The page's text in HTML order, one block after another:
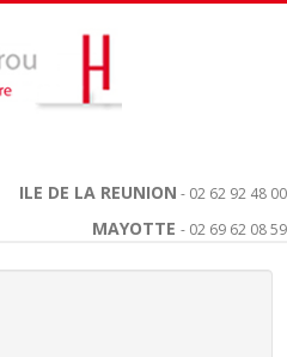
ILE DE LA REUNION - 02 62 92 48 00
MAYOTTE - 02 69 62 08 59